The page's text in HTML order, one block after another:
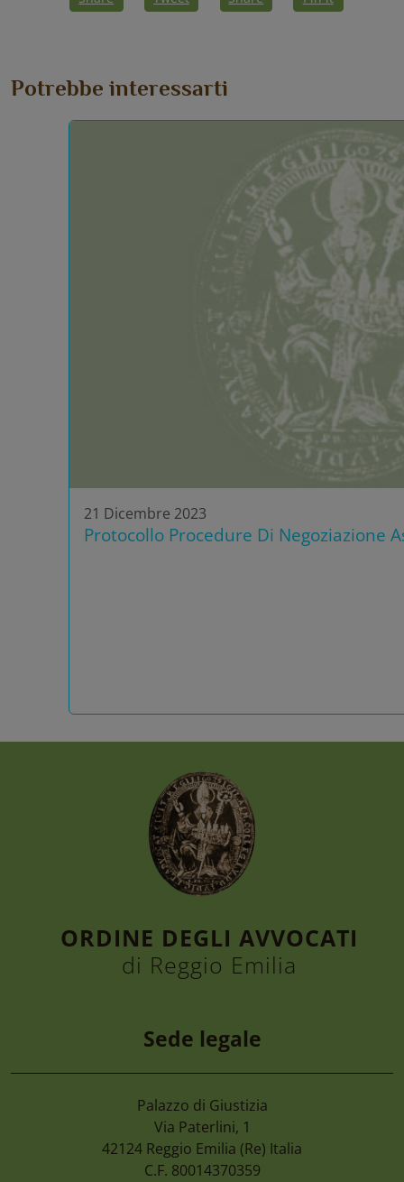
Potrebbe interessarti
21 Dicembre 2023
Protocollo Procedure Di Negoziazione
7 Agosto 2026
Camera Di Commercio Emilia –
Di Imprese Non Più Operative
ORDINE DEGLI AVVOCATI
di Reggio Emilia
Sede legale
Palazzo di Giustizia
Via Paterlini, 1
42124 Reggio Emilia (Re) Italia
C.F. 80014370359